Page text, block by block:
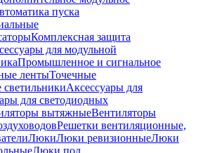
пуска
Комплексная защита
для модульной
Промышленное и сигнальное
лентыТочечные
светильникиАксессуары для
для светодиодных
вытяжныеВентиляторы
Решетки вентиляционные,
ЛюкиЛюки ревизионныеЛюки
Люки под